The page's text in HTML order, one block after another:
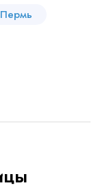
Пермь